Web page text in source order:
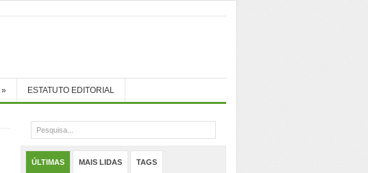
» ESTATUTO EDITORIAL
ÚLTIMAS MAIS LIDAS TAGS